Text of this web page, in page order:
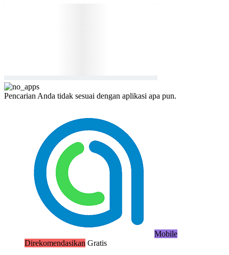
Pencarian Anda tidak sesuai dengan aplikasi apa pun.
Mobile
Direkomendasikan Gratis